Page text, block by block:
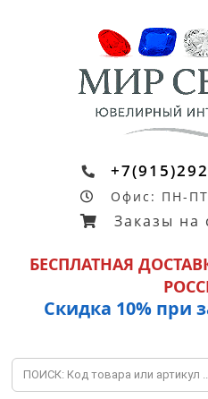
Офис: ПН-ПТ
Заказы на
БЕСПЛАТНАЯ
Скидка 10% при